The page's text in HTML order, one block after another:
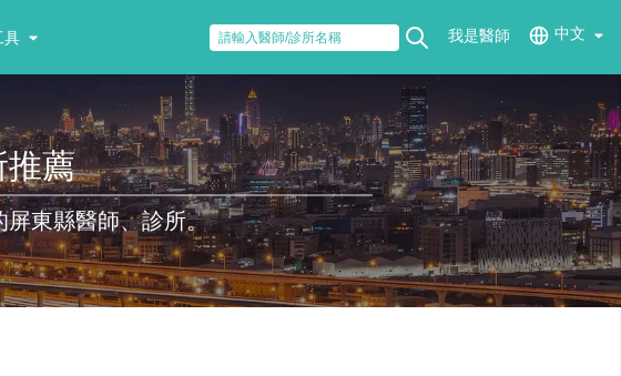
具 我是醫師 中文
推薦
屏東縣醫師、診所。